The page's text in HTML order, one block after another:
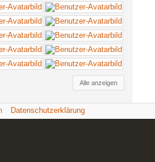
Alle anzeigen
Datenschutzerklärung